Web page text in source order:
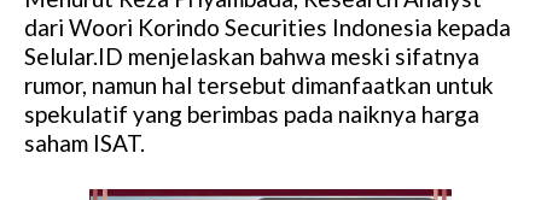
dari Woori Korindo Securities Indonesia kepada
Selular.ID menjelaskan bahwa meski sifatnya
rumor, namun hal tersebut dimanfaatkan untuk
spekulatif yang berimbas pada naiknya harga
saham ISAT.